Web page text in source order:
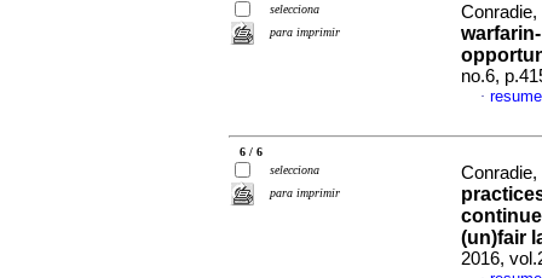
selecciona
para imprimir
no.6,
·
6 / 6
selecciona
para imprimir
(un)fair
2016,